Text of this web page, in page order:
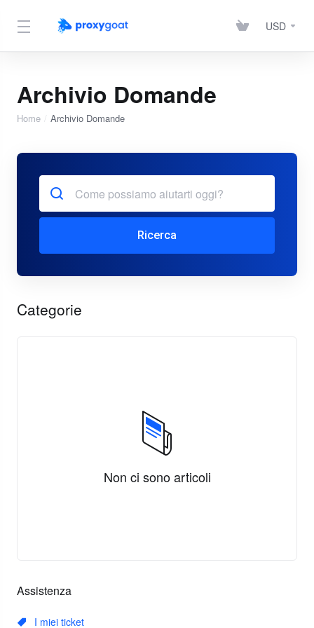
USD
Archivio Domande
Home Archivio Domande
Assistenza
I miei ticket
Ricerca
Categorie
Non ci sono articoli